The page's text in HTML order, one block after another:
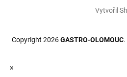
Vytvořil
Copyright 2026GASTRO-OLOMOUC
×